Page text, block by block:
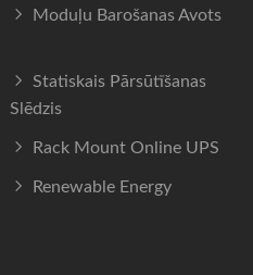
Moduļu Barošanas Avots
Statiskais Pārsūtīšanas
Slēdzis
Rack Mount Online UPS
Renewable Energy